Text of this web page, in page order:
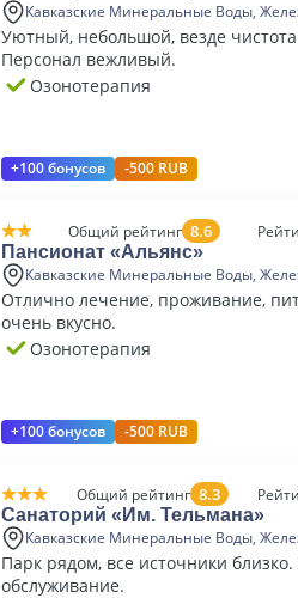
Кавказские Минеральные Воды,
Уютный, небольшой, везде
Персонал вежливый.
Озонотерапия
+100 бонусов -500 RUB
Общий рейтинг 8.6
Пансионат «Альянс»
Кавказские Минеральные Воды,
Отлично лечение, проживание,
очень вкусно.
Озонотерапия
+100 бонусов -500 RUB
Общий рейтинг 8.3
Санаторий «Им. Тельмана»
Кавказские Минеральные Воды,
Парк рядом, все источники
обслуживание.